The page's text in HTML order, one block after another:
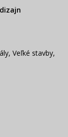
, Veľké stavby,